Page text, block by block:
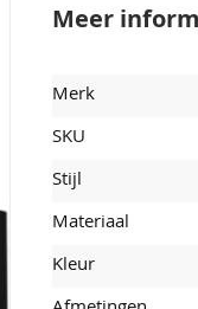
Meer
Merk
SKU
Stijl
Materiaal
Kleur